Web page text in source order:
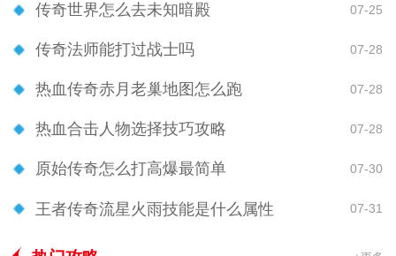
传奇世界怎么去未知暗殿 07-25
传奇法师能打过战士吗 07-28
热血传奇赤月老巢地图怎么跑 07-28
热血合击人物选择技巧攻略 07-28
原始传奇怎么打高爆最简单 07-30
王者传奇流星火雨技能是什么属性 07-31